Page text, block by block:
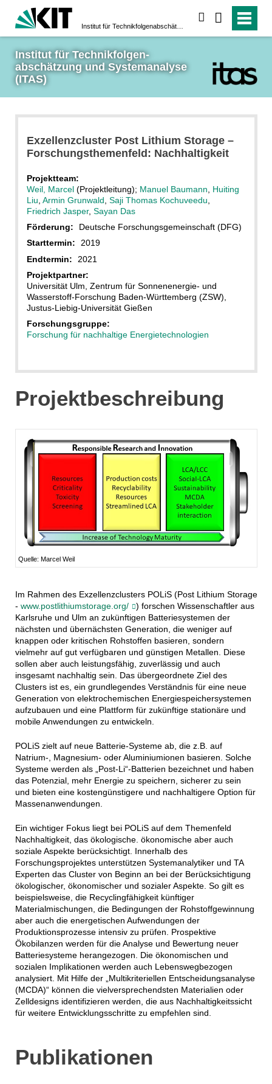
Institut für Technikfolgen­
abschätzung und System­analyse
(ITAS)
Exzellenzcluster Post Lithium Storage –
Forschungsthemenfeld: Nachhaltigkeit
Projektteam:
Weil, Marcel(Projektleitung); Manuel Baumann
Huiting
Liu Armin Grunwald Saji Thomas Kochuveedu
Friedrich Jasper, Sayan Das
Förderung:
Deutsche Forschungsgemeinschaft (DFG)
Starttermin:
2019
Endtermin:
2021
Projektpartner:
Universität Ulm, Zentrum für Sonnenenergie- und
Wasserstoff-Forschung Baden-Württemberg (ZSW),
Justus-Liebig-Universität Gießen
Forschungsgruppe:
Forschung für nachhaltige Energietechnologien
Projektbeschreibung
Quelle: Marcel Weil
Im Rahmen des Exzellenzclusters POLiS (Post Lithium Storage
- www.postlithiumstorage.org/
) forschen Wissenschaftler aus
Karlsruhe und Ulm an zukünftigen Batteriesystemen der
nächsten und übernächsten Generation, die weniger auf
knappen oder kritischen Rohstoffen basieren, sondern
vielmehr auf gut verfügbaren und günstigen Metallen. Diese
sollen aber auch leistungsfähig, zuverlässig und auch
insgesamt nachhaltig sein. Das übergeordnete Ziel des
Clusters ist es, ein grundlegendes Verständnis für eine neue
Generation von elektrochemischen Energiespeichersystemen
aufzubauen und eine Plattform für zukünftige stationäre und
mobile Anwendungen zu entwickeln.
POLiS zielt auf neue Batterie-Systeme ab, die z.B. auf
Natrium-, Magnesium- oder Aluminiumionen basieren. Solche
Systeme werden als „Post-Li“-Batterien bezeichnet und haben
das Potenzial, mehr Energie zu speichern, sicherer zu sein
und bieten eine kostengünstigere und nachhaltigere Option für
Massenanwendungen.
Ein wichtiger Fokus liegt bei POLiS auf dem Themenfeld
Nachhaltigkeit, das ökologische. ökonomische aber auch
soziale Aspekte berücksichtigt. Innerhalb des
Forschungsprojektes unterstützen Systemanalytiker und TA
Experten das Cluster von Beginn an bei der Berücksichtigung
ökologischer, ökonomischer und sozialer Aspekte. So gilt es
beispielsweise, die Recyclingfähigkeit künftiger
Materialmischungen, die Bedingungen der Rohstoffgewinnung
aber auch die energetischen Aufwendungen der
Produktionsprozesse intensiv zu prüfen. Prospektive
Ökobilanzen werden für die Analyse und Bewertung neuer
Batteriesysteme herangezogen. Die ökonomischen und
sozialen Implikationen werden auch Lebenswegbezogen
analysiert. Mit Hilfe der „Multikriteriellen Entscheidungsanalyse
(MCDA)“ können die vielversprechendsten Materialien oder
Zelldesigns identifizieren werden, die aus Nachhaltigkeitssicht
für weitere Entwicklungsschritte zu empfehlen sind.
Publikationen